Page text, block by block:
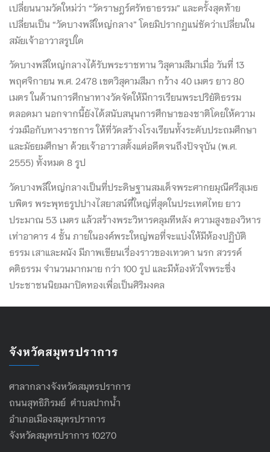
เปลี่ยนนามวัดใหม่ว่า “วัดราษฎร์ศรัทธาธรรม” และครั้งสุดท้าย
เปลี่ยนเป็น “วัดบางพลีใหญ่กลาง” โดยมิปรากฏแน่ชัดว่าเปลี่ยนใน
สมัยเจ้าอาวาสรูปใด
วัดบางพลีใหญ่กลางได้รับพระราชทาน วิสุคามสีมาเมื่อ วันที่ 13
พฤศจิกายน พ.ศ. 2478 เขตวิสุคามสีมา กว้าง 40 เมตร ยาว 80
เมตร ในด้านการศึกษาทางวัดจัดให้มีการเรียนพระปริยัติธรรม
ตลอดมา นอกจากนี้ยังได้สนับสนุนการศึกษาของชาติโดยให้ความ
ร่วมมือกับทางราชการ ให้ที่วัดสร้างโรงเรียนทั้งระดับประถมศึกษา
และมัธยมศึกษา ด้วยเจ้าอาวาสตั้งแต่อดีตจนถึงปัจจุบัน (พ.ศ.
2555) ทั้งหมด 8 รูป
วัดบางพลีใหญ่กลางเป็นที่ประดิษฐานสมเด็จพระศากยมุณีศรีสุเมธ
บพิตร พระพุทธรูปปางไสยาสน์ที่ใหญ่ที่สุดในประเทศไทย ยาว
ประมาณ 53 เมตร แล้วสร้างพระวิหารคลุมทีหลัง ความสูงของวิหาร
เท่าอาคาร 4 ชั้น ภายในองค์พระใหญ่พอที่จะแบ่งให้มีห้องปฏิบัติ
ธรรม เสาและผนัง มีภาพเขียนเรื่องราวของเทวดา นรก สวรรค์
คติธรรม จำนวนมากมาย กว่า 100 รูป และมีห้องหัวใจพระซึ่ง
ประชาชนนิยมมาปิดทองเพื่อเป็นศิริมงคล
จังหวัดสมุทรปราการ
ศาลากลางจังหวัดสมุทรปราการ
ถนนสุทธิภิรมย์ ตำบลปากน้ำ
อำเภอเมืองสมุทรปราการ
จังหวัดสมุทรปราการ 10270